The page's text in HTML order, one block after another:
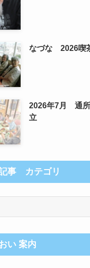
なづな 2026喫
2026年7月 通
立
事 カテゴリ
い 案内